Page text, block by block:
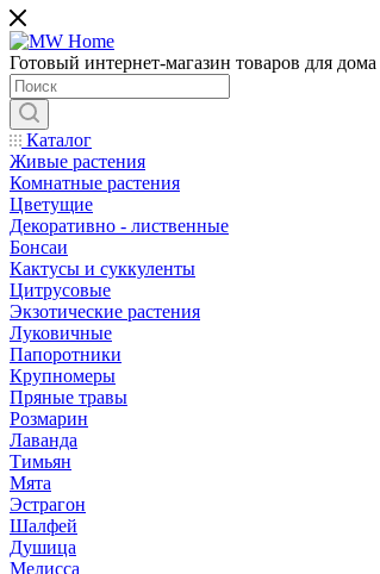
Готовый интернет-магазин товаров для дома
Каталог
Живые растения
Комнатные растения
Цветущие
Декоративно - лиственные
Бонсаи
Кактусы и суккуленты
Цитрусовые
Экзотические растения
Луковичные
Папоротники
Крупномеры
Пряные травы
Розмарин
Лаванда
Тимьян
Мята
Эстрагон
Шалфей
Душица
Мелисса